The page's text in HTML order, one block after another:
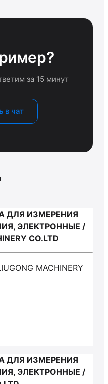
за 15 минут
в чат
ДЛЯ ИЗМЕРЕНИЯ
ЭЛЕКТРОННЫЕ /
CO.LTD
MACHINERY
ДЛЯ ИЗМЕРЕНИЯ
ЭЛЕКТРОННЫЕ /